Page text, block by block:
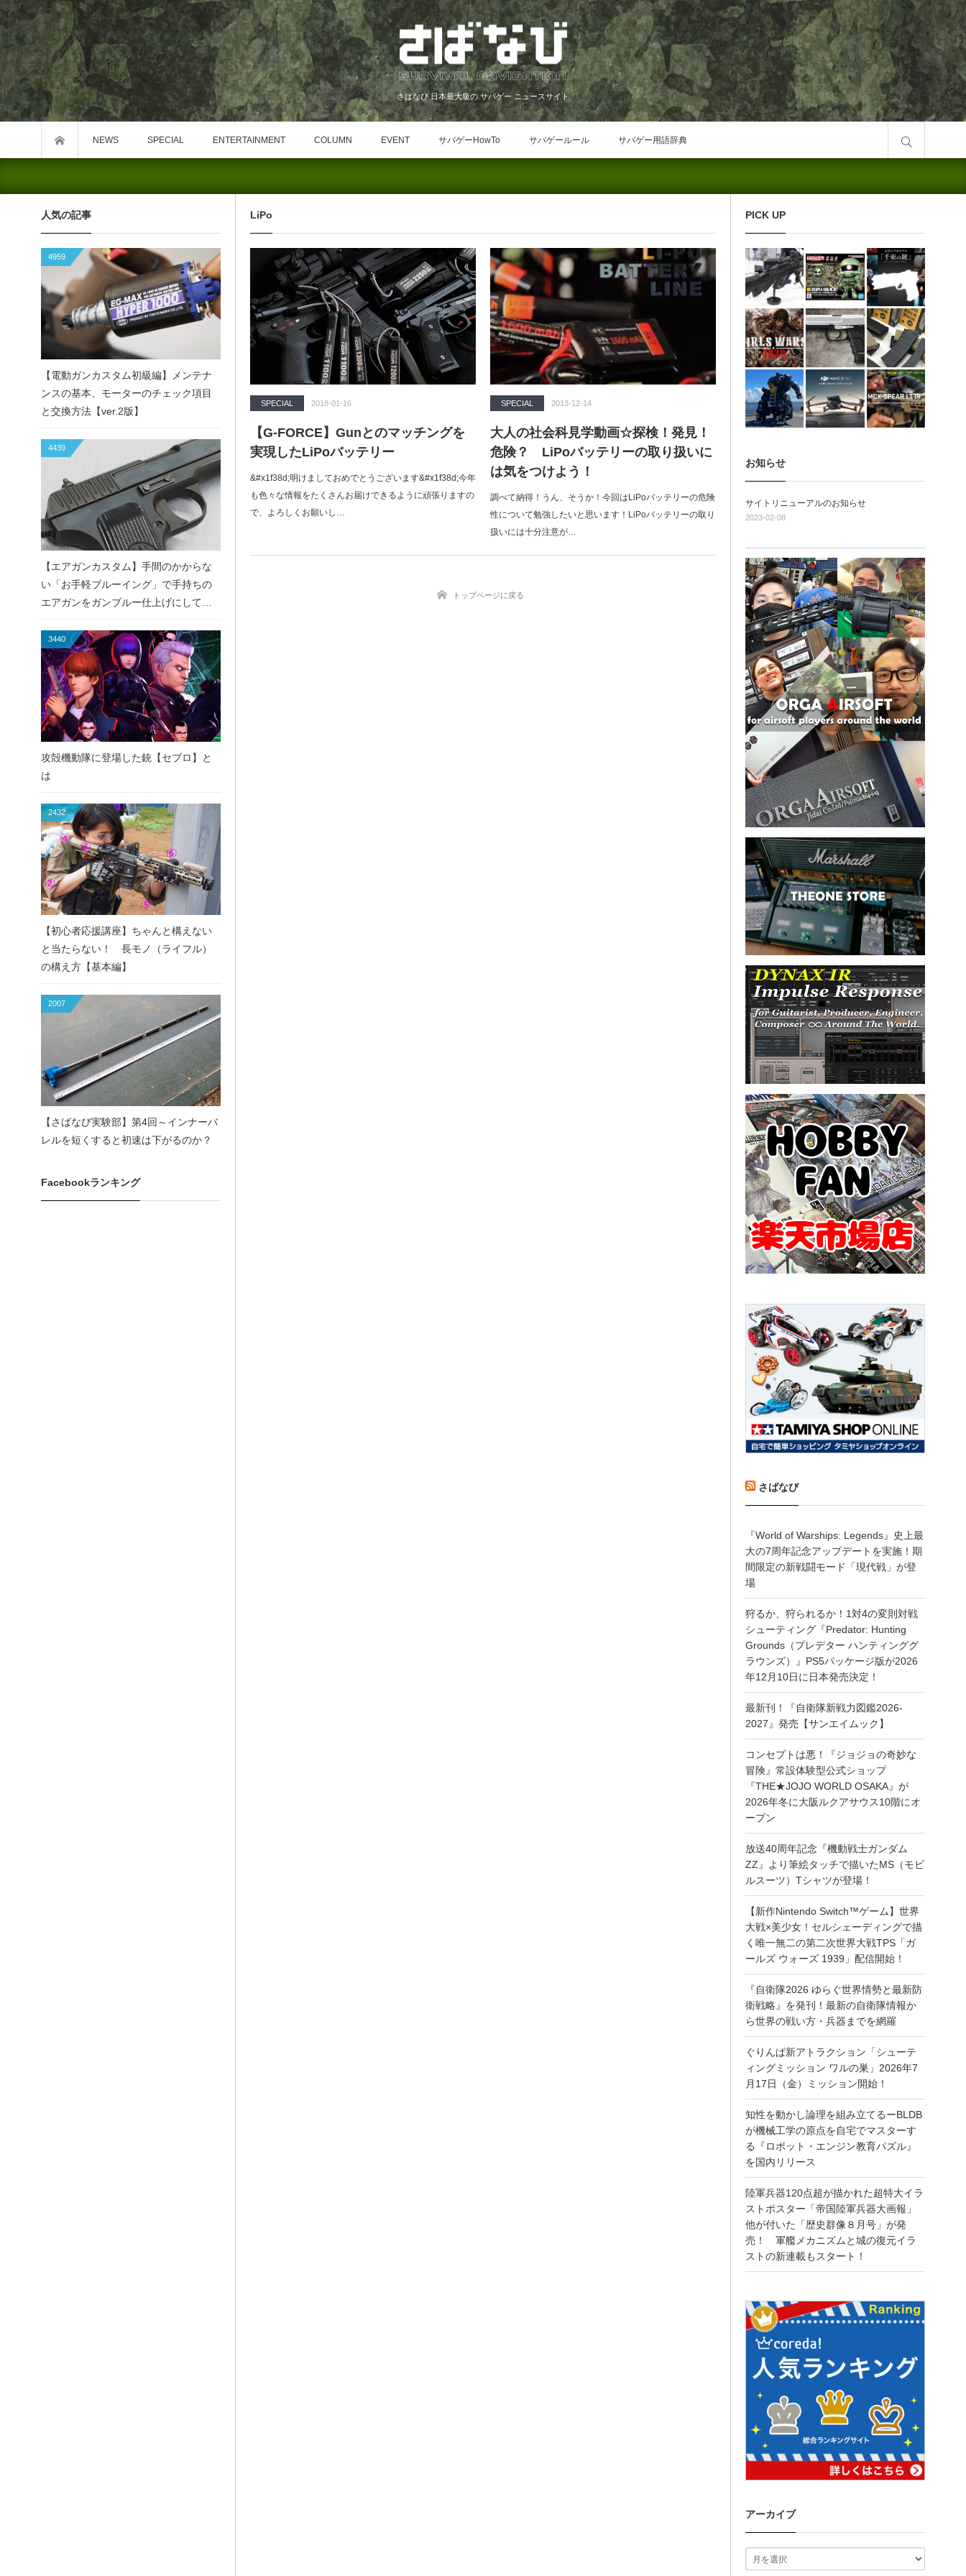
さばなび 日本最大級の サバゲー ニュースサイト
NEWS SPECIAL ENTERTAINMENT COLUMN EVENT サバゲーHowTo サバゲールール サバゲー用語辞典
LiPo
SPECIAL 2018-01-16
【G-FORCE】Gunとのマッチングを
実現したLiPoバッテリー
&#x1f38d;明けましておめでとうございます&#x1f38d;今年
も色々な情報をたくさんお届けできるように頑張りますの
で、よろしくお願いし…
SPECIAL 2013-12-14
大人の社会科見学動画☆探検！発見！
危険？ LiPoバッテリーの取り扱いに
は気をつけよう！
調べて納得！うん、そうか！今回はLiPoバッテリーの危険
性について勉強したいと思います！LiPoバッテリーの取り
扱いには十分注意が…
トップページに戻る
人気の記事
4959
【電動ガンカスタム初級編】メンテナ
ンスの基本、モーターのチェック項目
と交換方法【ver.2版】
4439
【エアガンカスタム】手間のかからな
い「お手軽ブルーイング」で手持ちの
エアガンをガンブルー仕上げにしてみ
3440
攻殻機動隊に登場した銃【セブロ】と
は
2432
【初心者応援講座】ちゃんと構えない
と当たらない！ 長モノ（ライフル）
の構え方【基本編】
2007
【さばなび実験部】第4回～インナーバ
レルを短くすると初速は下がるのか？
Facebookランキング
PICK UP
お知らせ
サイトリニューアルのお知らせ
2023-02-08
さばなび
『World of Warships: Legends』史上最
大の7周年記念アップデートを実施！期
間限定の新戦闘モード「現代戦」が登
場
狩るか、狩られるか！1対4の変則対戦
シューティング『Predator: Hunting
Grounds（プレデター ハンティンググ
ラウンズ）』PS5パッケージ版が2026
年12月10日に日本発売決定！
最新刊！『自衛隊新戦力図鑑2026-
2027』発売【サンエイムック】
コンセプトは悪！『ジョジョの奇妙な
冒険』常設体験型公式ショップ
『THE★JOJO WORLD OSAKA』が
2026年冬に大阪ルクアサウス10階にオ
ープン
放送40周年記念『機動戦士ガンダム
ZZ』より筆絵タッチで描いたMS（モビ
ルスーツ）Tシャツが登場！
【新作Nintendo Switch™ゲーム】世界
大戦×美少女！セルシェーディングで描
く唯一無二の第二次世界大戦TPS「ガ
ールズ ウォーズ 1939」配信開始！
『自衛隊2026 ゆらぐ世界情勢と最新防
衛戦略』を発刊！最新の自衛隊情報か
ら世界の戦い方・兵器までを網羅
ぐりんぱ新アトラクション「シューテ
ィングミッション ワルの巣」2026年7
月17日（金）ミッション開始！
知性を動かし論理を組み立てるーBLDB
が機械工学の原点を自宅でマスターす
る『ロボット・エンジン教育パズル』
を国内リリース
陸軍兵器120点超が描かれた超特大イラ
ストポスター「帝国陸軍兵器大画報」
他が付いた「歴史群像８月号」が発
売！ 軍艦メカニズムと城の復元イラ
ストの新連載もスタート！
アーカイブ